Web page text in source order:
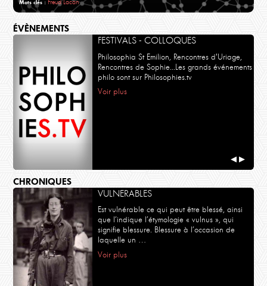
Mots clés : Freud Lacan
ÉVÈNEMENTS
FESTIVALS - COLLOQUES
Philosophia St Emilion, Rencontres d'Uriage,
Rencontres de Sophie...Les grands événements
philo sont sur Philosophies.tv
Voir plus
◀ ▶
CHRONIQUES
VULNERABLES
Est vulnérable ce qui peut être blessé, ainsi
que l’indique l’étymologie « vulnus », qui
signifie blessure. Blessure à l’occasion de
laquelle un …
Voir plus